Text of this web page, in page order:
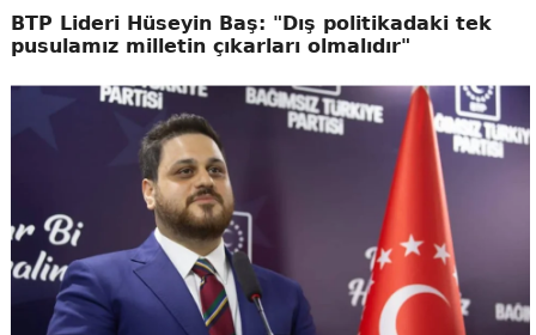
BTP Lideri Hüseyin Baş: "Dış politikadaki tek
pusulamız milletin çıkarları olmalıdır"